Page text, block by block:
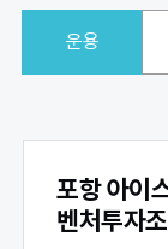
운용
포항 아이
벤처투자